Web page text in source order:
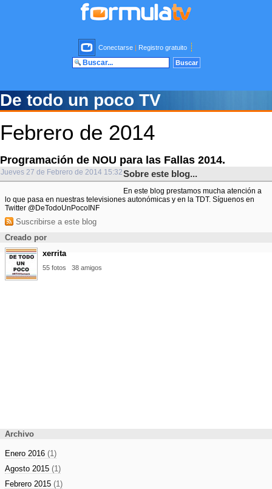
Conectarse | Registro gratuito
De todo un poco TV
Febrero de 2014
Programación de NOU para las Fallas 2014.
Jueves 27 de Febrero de 2014 15:32Sobre este blog...
En este blog prestamos mucha atención a
lo que pasa en nuestras televisiones autonómicas y en la TDT. Síguenos en
Twitter @DeTodoUnPocoINF
Suscribirse a este blog
Creado por
xerrita
55 fotos 38 amigos
Archivo
Enero 2016 (1)
Agosto 2015 (1)
Febrero 2015 (1)